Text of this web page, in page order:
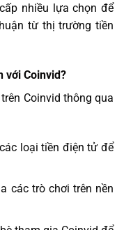
nhiều lựa chọn để
từ thị trường tiền
với Coinvid?
Coinvid thông qua
loại tiền điện tử để
các trò chơi trên nền